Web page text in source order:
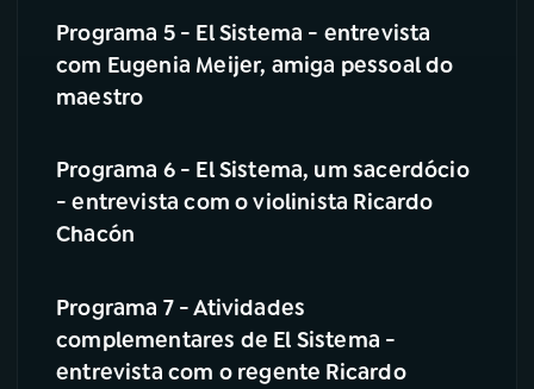
Programa 5 - El Sistema - entrevista
com Eugenia Meijer, amiga pessoal do
maestro
Programa 6 - El Sistema, um sacerdócio
- entrevista com o violinista Ricardo
Chacón
Programa 7 - Atividades
complementares de El Sistema -
entrevista com o regente Ricardo